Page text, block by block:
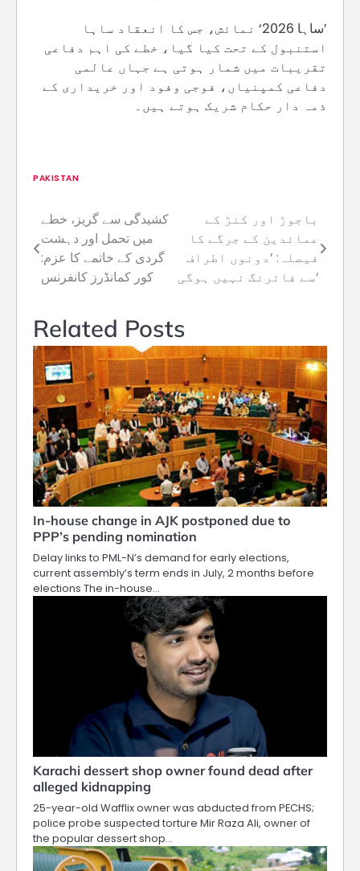
’ساہا 2026‘ نمائش، جس کا انعقاد ساہا
استنبول کے تحت کیا گیا، خطے کی اہم دفاعی
تقریبات میں شمار ہوتی ہے جہاں عالمی
دفاعی کمپنیاں، فوجی وفود اور خریداری کے
ذمہ دار حکام شریک ہوتے ہیں۔
PAKISTAN
Post
navigation
کشیدگی سے گریز، خطے
میں تحمل اور دہشت
گردی کے خاتمے کا عزم:
کور کمانڈرز کانفرنس
باجوڑ اور کنڑ کے
عمائدین کے جرگے کا
فیصلہ: ’دونوں اطراف
سے فائرنگ نہیں ہوگی‘
Related Posts
In-house change in AJK postponed due to
PPP’s pending nomination
Delay links to PML-N’s demand for early elections,
current assembly’s term ends in July, 2 months before
elections The in-house…
Karachi dessert shop owner found dead after
alleged kidnapping
25-year-old Wafflix owner was abducted from PECHS;
police probe suspected torture Mir Raza Ali, owner of
the popular dessert shop…